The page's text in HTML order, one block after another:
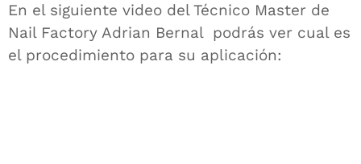
En el siguiente video del Técnico Master de
Nail Factory Adrian Bernal podrás ver cual es
el procedimiento para su aplicación: